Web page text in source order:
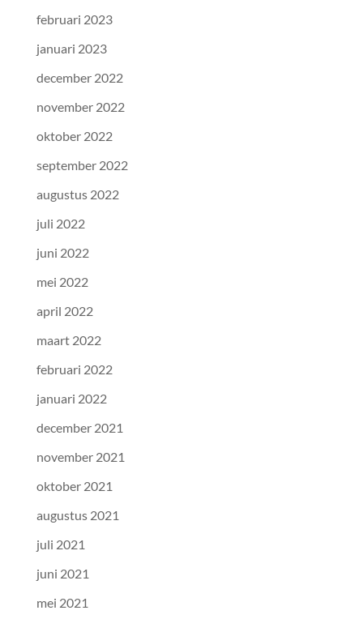
februari 2023
januari 2023
december 2022
november 2022
oktober 2022
september 2022
augustus 2022
juli 2022
juni 2022
mei 2022
april 2022
maart 2022
februari 2022
januari 2022
december 2021
november 2021
oktober 2021
augustus 2021
juli 2021
juni 2021
mei 2021